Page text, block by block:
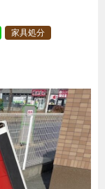
家具処分